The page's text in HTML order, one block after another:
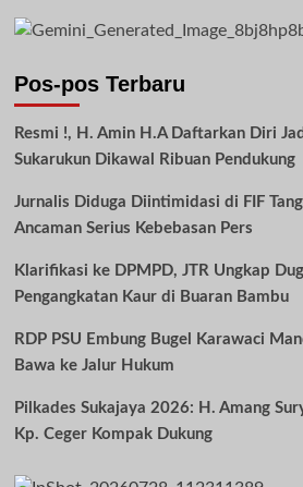
Pos-pos Terbaru
Resmi !, H. Amin H.A Daftarkan Diri
Sukarukun Dikawal Ribuan Pendukung
Jurnalis Diduga Diintimidasi di FIF
Ancaman Serius Kebebasan Pers
Klarifikasi ke DPMPD, JTR Ungkap
Pengangkatan Kaur di Buaran Bambu
RDP PSU Embung Bugel Karawaci
Bawa ke Jalur Hukum
Pilkades Sukajaya 2026: H. Amang
Kp. Ceger Kompak Dukung